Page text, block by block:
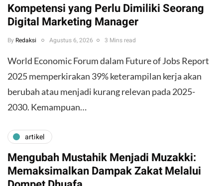
Kompetensi yang Perlu Dimiliki Seorang
Digital Marketing Manager
By Redaksi Agustus 6, 2026 3 Mins read
World Economic Forum dalam Future of Jobs Report
2025 memperkirakan 39% keterampilan kerja akan
berubah atau menjadi kurang relevan pada 2025-
2030. Kemampuan…
artikel
Mengubah Mustahik Menjadi Muzakki:
Memaksimalkan Dampak Zakat Melalui